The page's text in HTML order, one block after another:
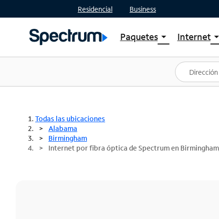
Residencial Business
Paquetesarrow_drop_down
Ver paquetes
Spectrum One
Mejores ofertas
Internetarrow_drop_down
Planes
Todas las ubicaciones
Alabama
Birmingham
Internet por fibra óptica de Spectrum en